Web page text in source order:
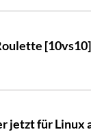
jetzt für Linux